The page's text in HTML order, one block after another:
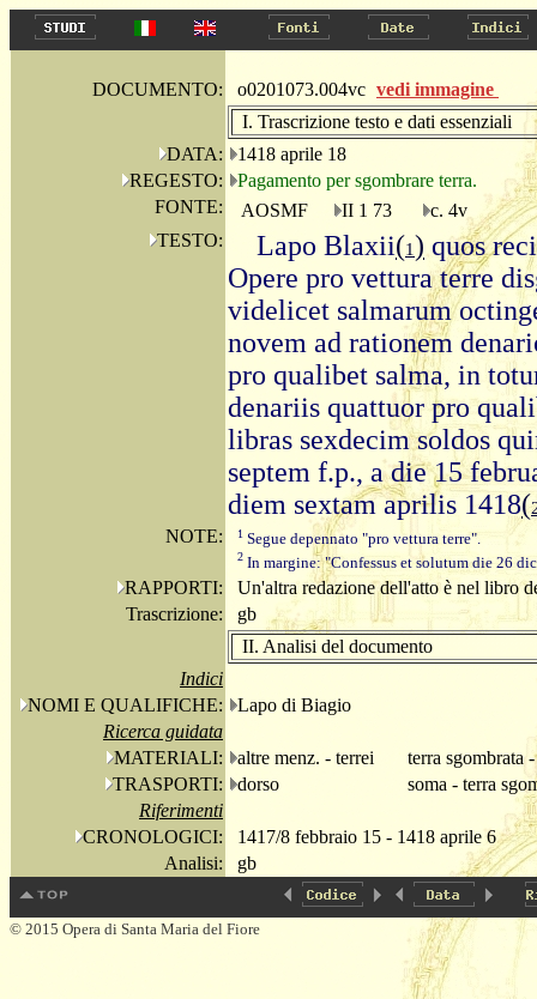
DOCUMENTO: o0201073.004vc vedi immagine
I. Trascrizione testo e dati essenziali
DATA:
1418 aprile 18
REGESTO:
Pagamento per sgombrare terra.
FONTE:
AOSMF II 1 73
c. 4v
TESTO:
Lapo Blaxii(1) quos
Opere pro vettura terre
videlicet salmarum
novem ad rationem
pro qualibet salma, in
denariis quattuor pro
libras sexdecim soldos
septem f.p., a die 15
diem sextam aprilis 1418(
NOTE: 1 Segue depennato "pro vettura terre".
2 In margine: "Confessus et solutum die 26
RAPPORTI:
Un'altra redazione dell'atto è nel libro
Trascrizione:
gb
II. Analisi del documento
Indici
NOMI E QUALIFICHE:
Lapo di Biagio
Ricerca guidata
MATERIALI:
altre menz. - terrei
terra sgombrata
TRASPORTI:
dorso
soma - terra
Riferimenti
CRONOLOGICI:
1417/8 febbraio 15 - 1418 aprile 6
Analisi:
gb
© 2015 Opera di Santa Maria del Fiore